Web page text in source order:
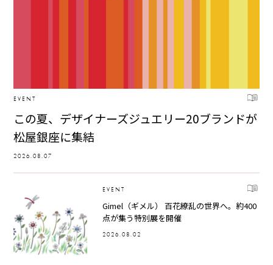
EVENT
この夏、デザイナーズジュエリー20ブランドが
松屋銀座に集結
2026.08.07
EVENT
Gimel（ギメル） 百花繚乱の世界へ。約400
点が集う特別展を開催
2026.08.02